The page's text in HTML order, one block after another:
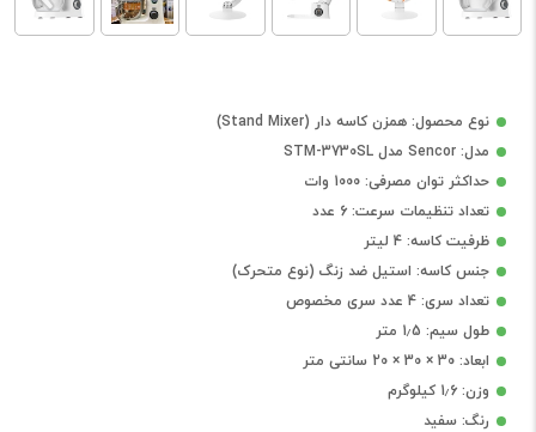
نوع محصول: همزن کاسه دار (Stand Mixer)
مدل: Sencor مدل STM-3730SL
حداکثر توان مصرفی: 1000 وات
تعداد تنظیمات سرعت: 6 عدد
ظرفیت کاسه: 4 لیتر
جنس کاسه: استیل ضد زنگ (نوع متحرک)
تعداد سری: 4 عدد سری مخصوص
طول سیم: 1٫5 متر
ابعاد: 30 × 30 × 20 سانتی متر
وزن: 1٫6 کیلوگرم
رنگ: سفید